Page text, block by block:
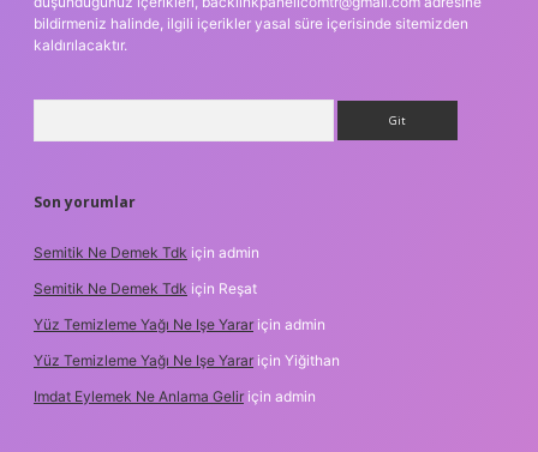
bildirmeniz halinde, ilgili içerikler yasal süre içerisinde sitemizden
kaldırılacaktır.
Son yorumlar
Semitik Ne Demek Tdk için admin
Semitik Ne Demek Tdk için Reşat
Yüz Temizleme Yağı Ne Işe Yarar için admin
Yüz Temizleme Yağı Ne Işe Yarar için Yiğithan
Imdat Eylemek Ne Anlama Gelir için admin